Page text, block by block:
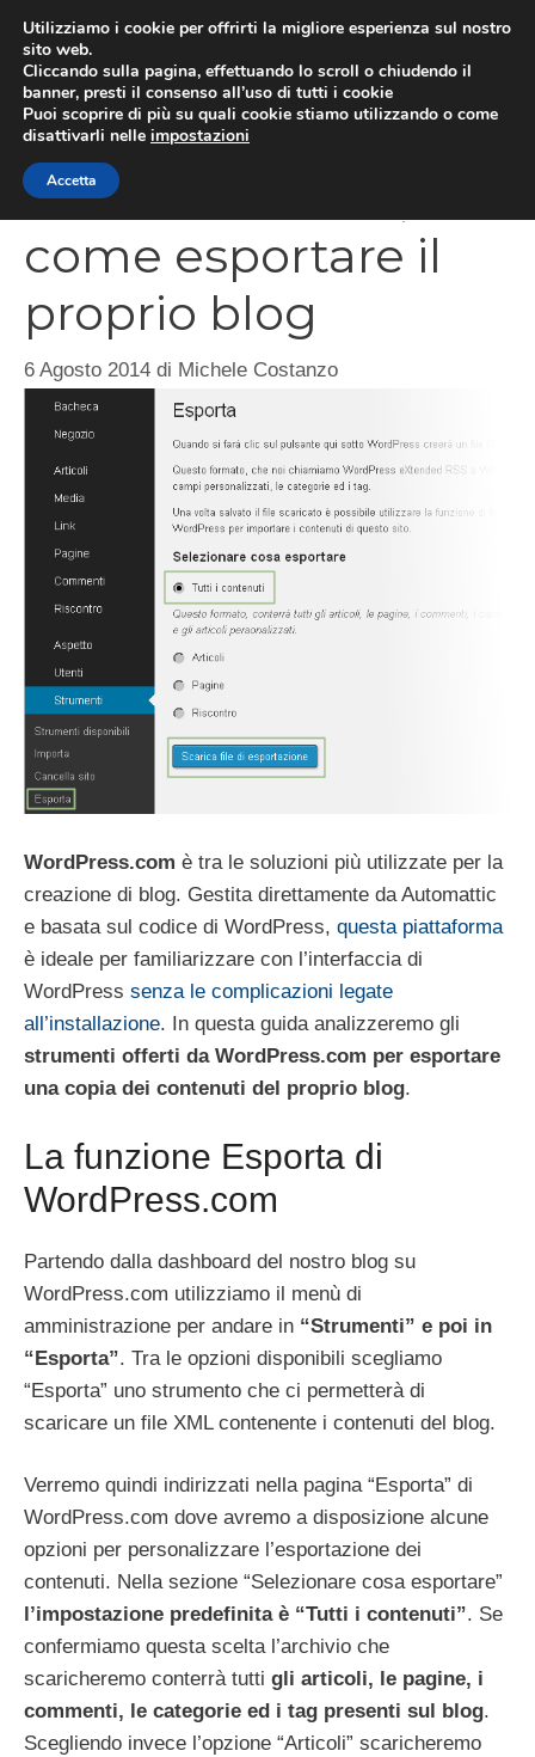
contenuto
WordPress.com,
come esportare il
proprio blog
6 Agosto 2014 di Michele Costanzo
WordPress.com è tra le soluzioni più utilizzate per la
creazione di blog. Gestita direttamente da Automattic
e basata sul codice di WordPress, questa piattaforma
è ideale per familiarizzare con l’interfaccia di
WordPress senza le complicazioni legate
all’installazione. In questa guida analizzeremo gli
strumenti offerti da WordPress.com per esportare
una copia dei contenuti del proprio blog.
La funzione Esporta di
WordPress.com
Partendo dalla dashboard del nostro blog su
WordPress.com utilizziamo il menù di
amministrazione per andare in “Strumenti” e poi in
“Esporta”. Tra le opzioni disponibili scegliamo
“Esporta” uno strumento che ci permetterà di
scaricare un file XML contenente i contenuti del blog.
Verremo quindi indirizzati nella pagina “Esporta” di
WordPress.com dove avremo a disposizione alcune
opzioni per personalizzare l’esportazione dei
contenuti. Nella sezione “Selezionare cosa esportare”
l’impostazione predefinita è “Tutti i contenuti”. Se
confermiamo questa scelta l’archivio che
scaricheremo conterrà tutti gli articoli, le pagine, i
commenti, le categorie ed i tag presenti sul blog.
Scegliendo invece l’opzione “Articoli” scaricheremo
Utilizziamo i cookie per offrirti la migliore esperienza sul nostro
sito web.
Cliccando sulla pagina, effettuando lo scroll o chiudendo il
banner, presti il consenso all’uso di tutti i cookie
Puoi scoprire di più su quali cookie stiamo utilizzando o come
disattivarli nelle impostazioni
Accetta